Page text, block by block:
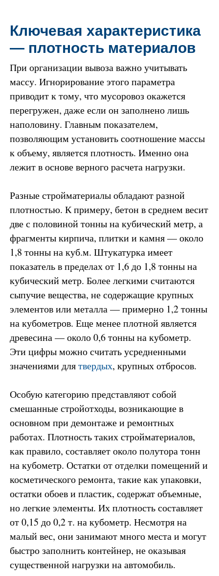
Ключевая характеристика
— плотность материалов
При организации вывоза важно учитывать
массу. Игнорирование этого параметра
приводит к тому, что мусоровоз окажется
перегружен, даже если он заполнено лишь
наполовину. Главным показателем,
позволяющим установить соотношение массы
к объему, является плотность. Именно она
лежит в основе верного расчета нагрузки.
Разные стройматериалы обладают разной
плотностью. К примеру, бетон в среднем весит
две с половиной тонны на кубический метр, а
фрагменты кирпича, плитки и камня — около
1,8 тонны на куб.м. Штукатурка имеет
показатель в пределах от 1,6 до 1,8 тонны на
кубический метр. Более легкими считаются
сыпучие вещества, не содержащие крупных
элементов или металла — примерно 1,2 тонны
на кубометров. Еще менее плотной является
древесина — около 0,6 тонны на кубометр.
Эти цифры можно считать усредненными
значениями длятвердых, крупных отбросов.
Особую категорию представляют собой
смешанные стройотходы, возникающие в
основном при демонтаже и ремонтных
работах. Плотность таких стройматериалов,
как правило, составляет около полутора тонн
на кубометр. Остатки от отделки помещений и
косметического ремонта, такие как упаковки,
остатки обоев и пластик, содержат объемные,
но легкие элементы. Их плотность составляет
от 0,15 до 0,2 т. на кубометр. Несмотря на
малый вес, они занимают много места и могут
быстро заполнить контейнер, не оказывая
существенной нагрузки на автомобиль.